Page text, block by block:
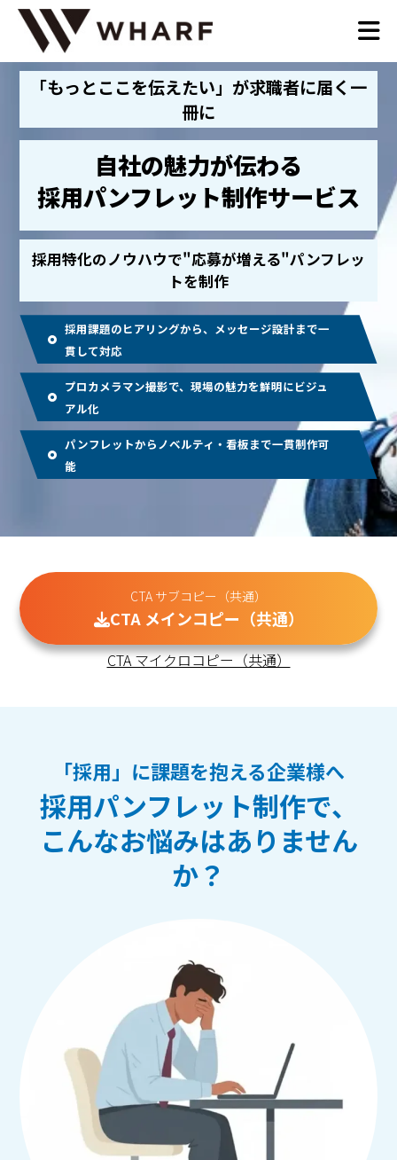
「もっとここを伝えたい」が求職者に届く一
冊に
自社の魅力が伝わる
採用パンフレット制作サービス
採用特化のノウハウで"応募が増える"パンフレッ
トを制作
採用課題のヒアリングから、メッセージ設計まで一
貫して対応
プロカメラマン撮影で、現場の魅力を鮮明にビジュ
アル化
パンフレットからノベルティ・看板まで一貫制作可
能
CTA サブコピー（共通）
CTA メインコピー（共通）
CTA マイクロコピー（共通）
「採用」に課題を抱える企業様へ
採用パンフレット制作で、
こんなお悩みはありません
か？